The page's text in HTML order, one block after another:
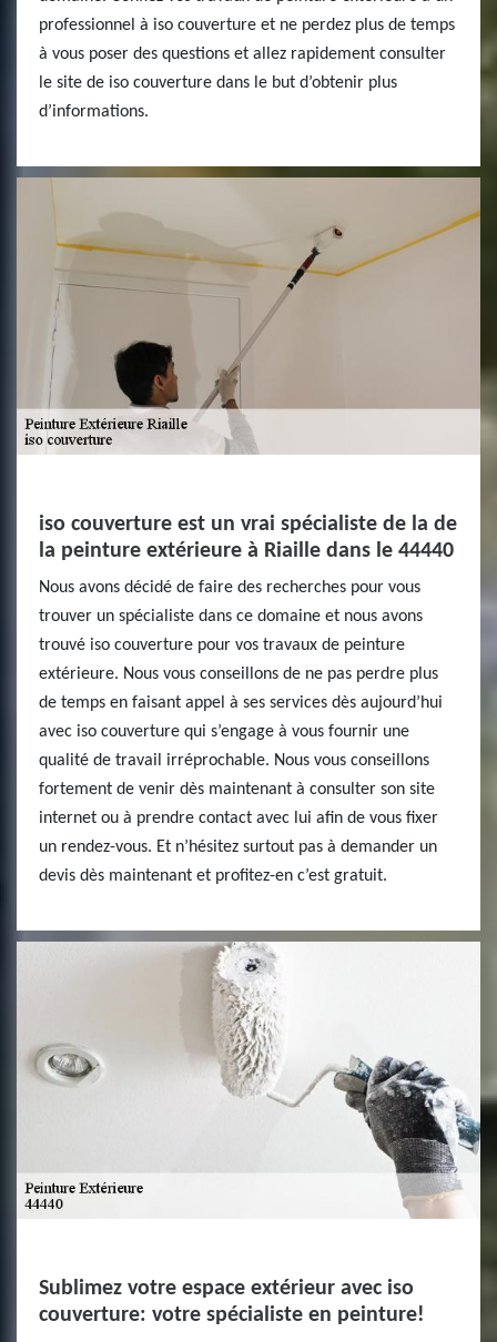
professionnel à iso couverture et ne perdez plus de temps
à vous poser des questions et allez rapidement consulter
le site de iso couverture dans le but d’obtenir plus
d’informations.
iso couverture est un vrai spécialiste de la de
la peinture extérieure à Riaille dans le 44440
Nous avons décidé de faire des recherches pour vous
trouver un spécialiste dans ce domaine et nous avons
trouvé iso couverture pour vos travaux de peinture
extérieure. Nous vous conseillons de ne pas perdre plus
de temps en faisant appel à ses services dès aujourd’hui
avec iso couverture qui s’engage à vous fournir une
qualité de travail irréprochable. Nous vous conseillons
fortement de venir dès maintenant à consulter son site
internet ou à prendre contact avec lui afin de vous fixer
un rendez-vous. Et n’hésitez surtout pas à demander un
devis dès maintenant et profitez-en c’est gratuit.
Sublimez votre espace extérieur avec iso
couverture: votre spécialiste en peinture!